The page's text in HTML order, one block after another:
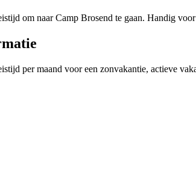
om naar Camp Brosend te gaan. Handig
per maand voor een zonvakantie, actieve